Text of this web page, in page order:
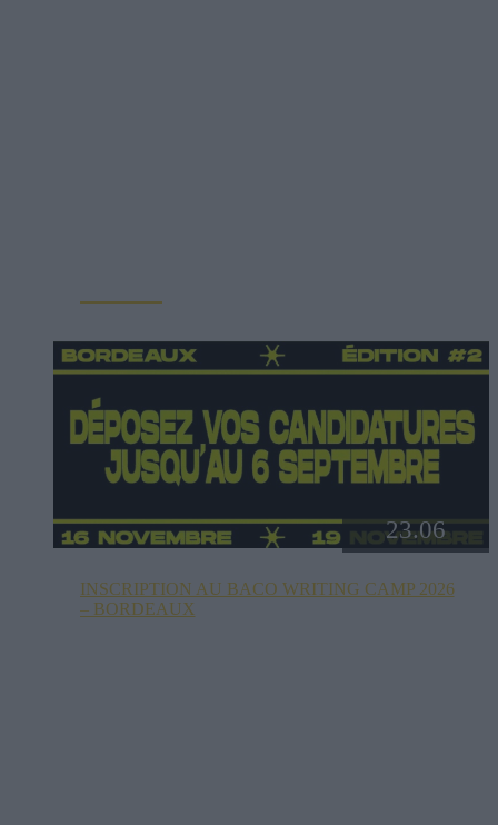
23.06
INSCRIPTION AU BACO WRITING CAMP 2026
– BORDEAUX